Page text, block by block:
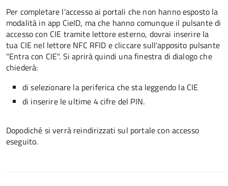
Per completare l'accesso ai portali che non hanno esposto la
modalità in app CieID, ma che hanno comunque il pulsante di
accesso con CIE tramite lettore esterno, dovrai inserire la
tua CIE nel lettore NFC RFID e cliccare sull'apposito pulsante
"Entra con CIE". Si aprirà quindi una finestra di dialogo che
chiederà:
di selezionare la periferica che sta leggendo la CIE
di inserire le ultime 4 cifre del PIN.
Dopodiché si verrà reindirizzati sul portale con accesso
eseguito.